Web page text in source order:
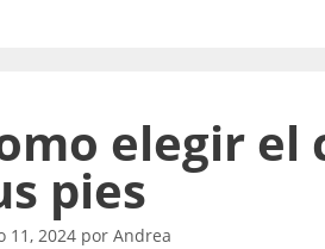
elegir el
pies
11, 2024 por Andrea